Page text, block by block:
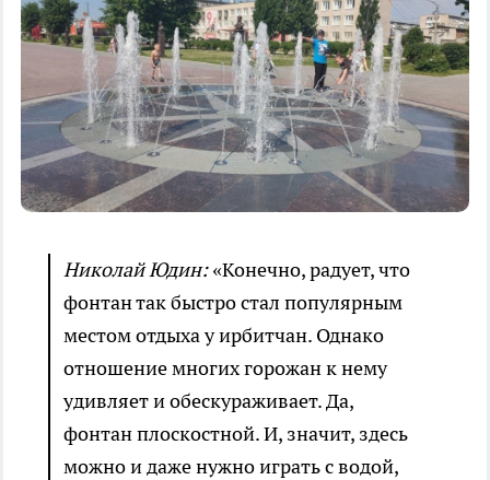
Николай Юдин:«Конечно, радует, что
фонтан так быстро стал популярным
местом отдыха у ирбитчан. Однако
отношение многих горожан к нему
удивляет и обескураживает. Да,
фонтан плоскостной. И, значит, здесь
можно и даже нужно играть с водой,